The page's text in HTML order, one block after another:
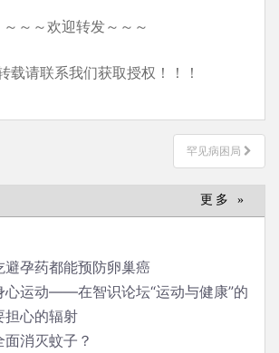
～～～欢迎转发～～～
载请联系我们获取授权！！！
罕见病困局
更多 »
避孕药都能预防卵巢癌
心运动——在智识论坛“运动与健康”的
担心的辐射
消灭蚊子？